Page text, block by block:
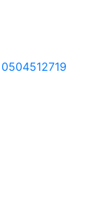
0504512719